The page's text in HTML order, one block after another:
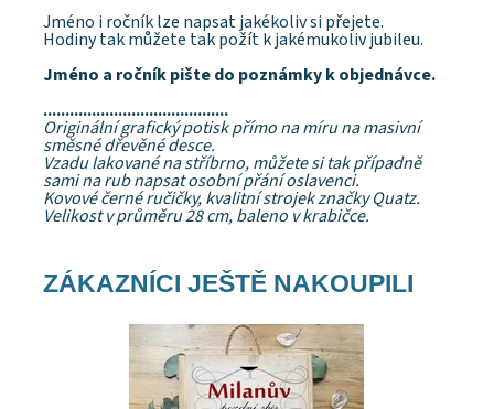
Jméno i ročník lze napsat jakékoliv si přejete.
Hodiny tak můžete tak požít k jakémukoliv jubileu.
Jméno a ročník pište do poznámky k objednávce.
..........................................
Originální grafický potisk přímo na míru na masivní
směsné dřevěné desce.
Vzadu lakované na stříbrno, můžete si tak případně
sami na rub napsat osobní přání oslavenci.
Kovové černé ručičky, kvalitní strojek značky Quatz.
Velikost v průměru 28 cm, baleno v krabičce.
ZÁKAZNÍCI JEŠTĚ NAKOUPILI
Dostupnost:
Skladem
DejDar